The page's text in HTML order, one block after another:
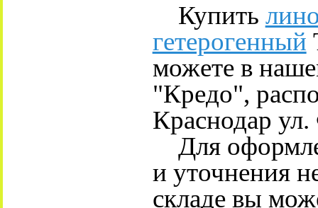
Купить
гетерогенный
можете в
"Кредо",
Краснодар
Для
и уточнения
складе вы